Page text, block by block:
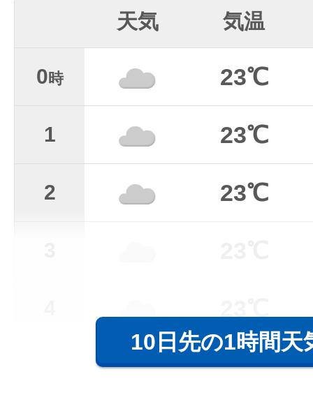
天気 気温
0時 23℃
1 23℃
2 23℃
10日先の1時間天